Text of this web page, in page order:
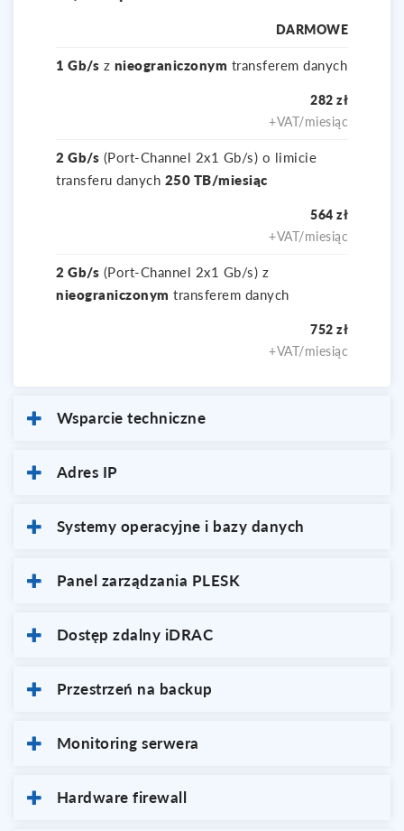
DARMOWE
1 Gb/s z nieograniczonym transferem danych
282 zł
+VAT/miesiąc
2 Gb/s (Port-Channel 2x1 Gb/s) o limicie
transferu danych 250 TB/miesiąc
564 zł
+VAT/miesiąc
2 Gb/s (Port-Channel 2x1 Gb/s) z
nieograniczonym transferem danych
752 zł
+VAT/miesiąc
Wsparcie techniczne
Adres IP
Systemy operacyjne i bazy danych
Panel zarządzania PLESK
Dostęp zdalny iDRAC
Przestrzeń na backup
Monitoring serwera
Hardware firewall